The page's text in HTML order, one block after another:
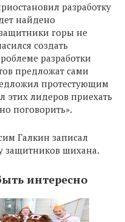
разработку
найдено
горы не
создать
разработки
предложат сами
протестующим
этих лидеров приехать
поговорить».
Галкин записал
защитников шихана.
интересно